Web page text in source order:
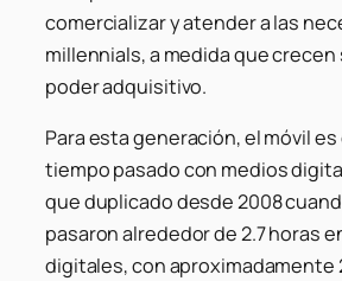
comercializar y atender a las
millennials, a medida que
poder adquisitivo.
Para esta generación, el móvil es
tiempo pasado con medios
que duplicado desde 2008
pasaron alrededor de 2.7 horas
digitales, con aproximadamente